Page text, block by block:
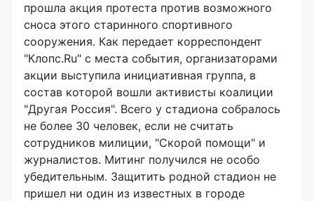
прошла акция протеста против возможного
сноса этого старинного спортивного
сооружения. Как передает корреспондент
"Клопс.Ru" с места события, организаторами
акции выступила инициативная группа, в
состав которой вошли активисты коалиции
"Другая Россия". Всего у стадиона собралось
не более 30 человек, если не считать
сотрудников милиции, "Скорой помощи" и
журналистов. Митинг получился не особо
убедительным. Защитить родной стадион не
пришел ни один из известных в городе